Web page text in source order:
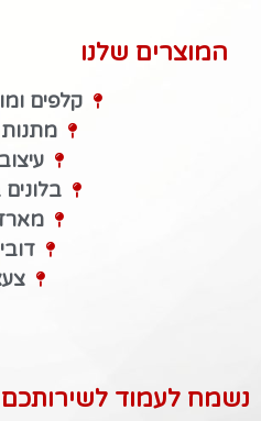
המוצרים שלנו
קלפים
נשמח לעמוד